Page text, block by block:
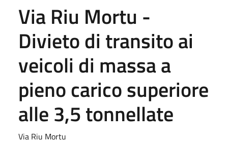
Via Riu Mortu -
Divieto di transito ai
veicoli di massa a
pieno carico superiore
alle 3,5 tonnellate
Via Riu Mortu